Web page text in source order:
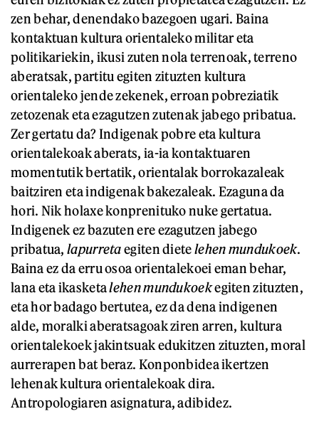
zen behar, denendako bazegoen ugari. Baina
kontaktuan kultura orientaleko militar eta
politikariekin, ikusi zuten nola terrenoak, terreno
aberatsak, partitu egiten zituzten kultura
orientaleko jende zekenek, erroan pobreziatik
zetozenak eta ezagutzen zutenak jabego pribatua.
Zer gertatu da? Indigenak pobre eta kultura
orientalekoak aberats, ia-ia kontaktuaren
momentutik bertatik, orientalak borrokazaleak
baitziren eta indigenak bakezaleak. Ezaguna da
hori. Nik holaxe konprenituko nuke gertatua.
Indigenek ez bazuten ere ezagutzen jabego
pribatua,lapurretaegiten dietelehen mundukoek.
Baina ez da erru osoa orientalekoei eman behar,
lana eta ikasketalehen mundukoekegiten zituzten,
eta hor badago bertutea, ez da dena indigenen
alde, moralki aberatsagoak ziren arren, kultura
orientalekoek jakintsuak edukitzen zituzten, moral
aurrerapen bat beraz. Konponbidea ikertzen
lehenak kultura orientalekoak dira.
Antropologiaren asignatura, adibidez.